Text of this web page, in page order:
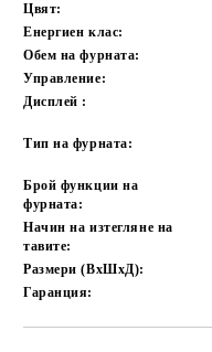
Цвят:
Енергиен клас:
Обем на фурната:
Управление:
Дисплей :
Тип на фурната:
Брой функции на
фурната:
Начин на изтегляне на
тавите:
Размери (ВхШхД):
Гаранция: